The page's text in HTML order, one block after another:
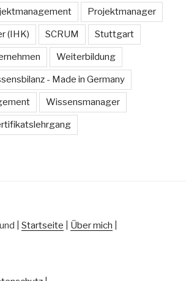
Projektmanager
(IHK) SCRUM Stuttgart
Weiterbildung
- Made in Germany
Wissensmanager
| Startseite Über mich